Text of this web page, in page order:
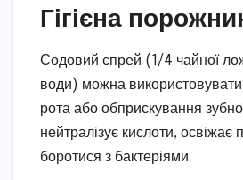
Гігієна
Содовий спрей (1/4 чайної
води) можна
рота або обприскування
нейтралізує кислоти, освіжає
боротися з бактеріями.